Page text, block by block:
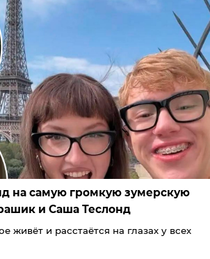
на самую громкую зумерскую
и Саша Теслонд
живёт и расстаётся на глазах у всех